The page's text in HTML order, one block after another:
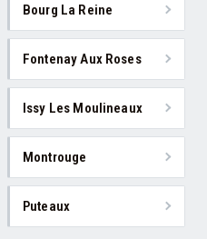
Bourg La Reine
Fontenay Aux Roses
Issy Les Moulineaux
Montrouge
Puteaux